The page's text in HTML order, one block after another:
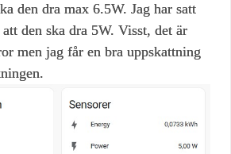
den dra max 6.5W. Jag har satt
den ska dra 5W. Visst, det är
men jag får en bra uppskattning